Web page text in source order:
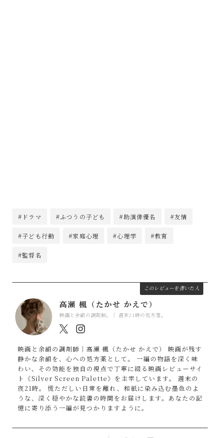
#ドラマ #ふつうの子ども #助演俳優名 #友情
#子ども行動 #家庭心理 #心理学 #教育
#監督名
このレビューを書いた人
高瀬 楓（たかせ かえで）
映画と余韻の調剤師。｜ 週末21時の処方箋。
映画と余韻の調剤師｜高瀬 楓（たかせ かえで） 映画が残す
静かな余韻を、心への処方薬として。 一編の物語を深く味
わい、その効能を独自の視点で丁寧に綴る映画レビューサイ
ト《Silver Screen Palette》を主宰しています。 週末の
夜21時。 慌ただしい日常を離れ、和紙に染み込む墨色のよ
うな、深く穏やかな読書の時間をお届けします。あなたの記
憶に寄り添う一編が見つかりますように。